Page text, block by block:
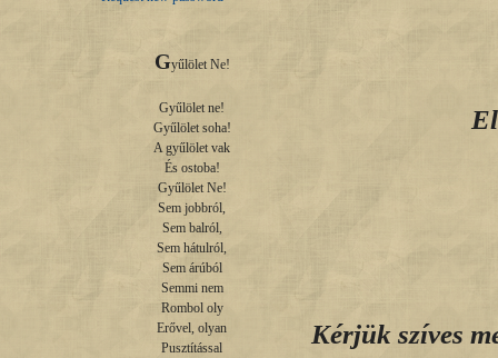
Gyűlölet Ne!
Gyűlölet ne!
Gyűlölet soha!
A gyűlölet vak
És ostoba!
Gyűlölet Ne!
Sem jobbról,
Sem balról,
Sem hátulról,
Sem árúból
Semmi nem
Rombol oly
Erővel, olyan
Pusztítással
Kérjük szíves